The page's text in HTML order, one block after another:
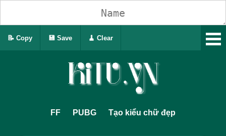
FF PUBG Tạo kiểu chữ đẹp
📝 Copy 💾 Save 🧹 Clear